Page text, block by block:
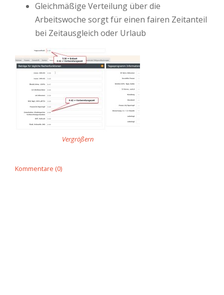
Gleichmäßige Verteilung über die
Arbeitswoche sorgt für einen fairen Zeitanteil
bei Zeitausgleich oder Urlaub
Vergrößern
Kommentare (0)